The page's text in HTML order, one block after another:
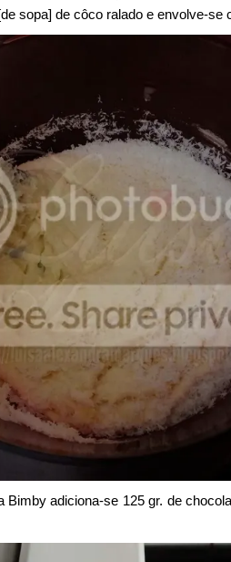
sopa] de côco ralado e envolve-se
Bimby adiciona-se 125 gr. de